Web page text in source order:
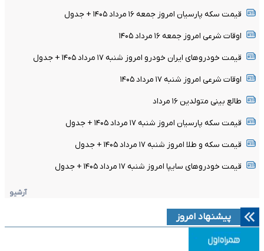
قیمت سکه پارسیان امروز جمعه ۱۶ مرداد ۱۴۰۵ + جدول
اوقات شرعی امروز جمعه ۱۶ مرداد ۱۴۰۵
قیمت خودرو‌های ایران خودرو امروز شنبه ۱۷ مرداد ۱۴۰۵ + جدول
اوقات شرعی امروز شنبه ۱۷ مرداد ۱۴۰۵
طالع بینی متولدین ۱۶ مرداد
قیمت سکه پارسیان امروز شنبه ۱۷ مرداد ۱۴۰۵ + جدول
قیمت سکه و طلا امروز شنبه ۱۷ مرداد ۱۴۰۵ + جدول
قیمت خودرو‌های سایپا امروز شنبه ۱۷ مرداد ۱۴۰۵ + جدول
آرشیو
پیشنهاد امروز